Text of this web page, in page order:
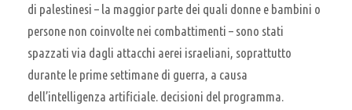
di palestinesi – la maggior parte dei quali donne e bambini o
persone non coinvolte nei combattimenti – sono stati
spazzati via dagli attacchi aerei israeliani, soprattutto
durante le prime settimane di guerra, a causa
dell’intelligenza artificiale. decisioni del programma.